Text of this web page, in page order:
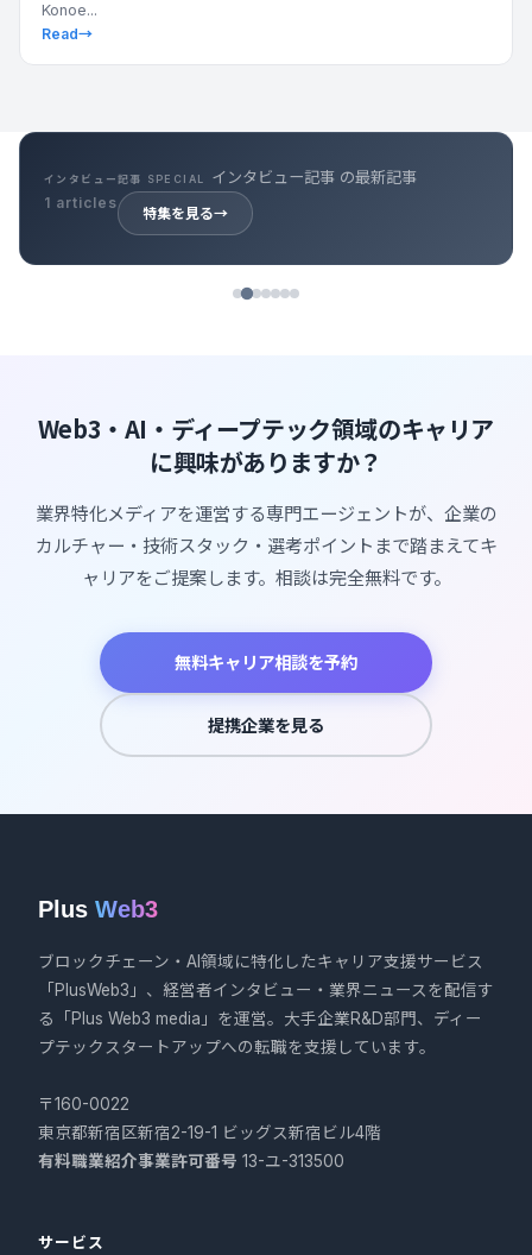
Konoe...
Read→
インタビュー記事 SPECIAL インタビュー記事 の最新記事
1 articles
特集を見る→
Web3・AI・ディープテック領域のキャリア
に興味がありますか？
業界特化メディアを運営する専門エージェントが、企業の
カルチャー・技術スタック・選考ポイントまで踏まえてキ
ャリアをご提案します。相談は完全無料です。
無料キャリア相談を予約
提携企業を見る
Plus Web3
ブロックチェーン・AI領域に特化したキャリア支援サービス
「PlusWeb3」、経営者インタビュー・業界ニュースを配信す
る「Plus Web3 media」を運営。大手企業R&D部門、ディー
プテックスタートアップへの転職を支援しています。
〒160-0022
東京都新宿区新宿2-19-1 ビッグス新宿ビル4階
有料職業紹介事業許可番号 13-ユ-313500
サービス